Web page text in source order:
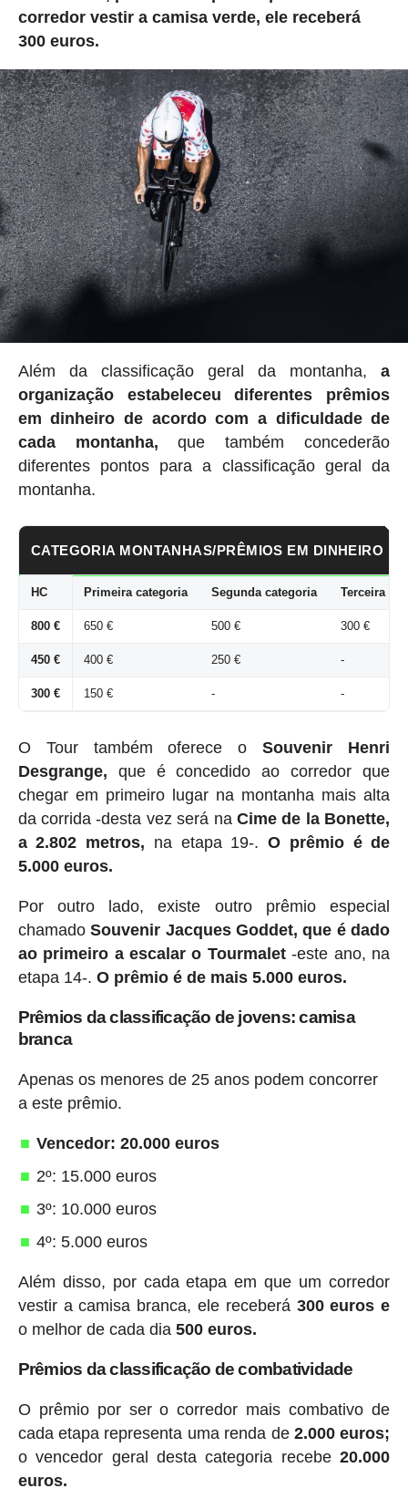
corredor vestir a camisa verde, ele receberá
300 euros.
Além da classificação geral da montanha,a
organização estabeleceu
diferentes prêmios
em dinheiro de acordo com a dificuldade de
cada montanha, que também concederão
diferentes pontos para a classificação geral da
montanha.
CATEGORIA MONTANHAS/PRÊMIOS EM DINHEIRO
HC Primeira categoria Segunda categoria Terceira
800 € 650 € 500 € 300 €
450 € 400 € 250 € -
300 € 150 € - -
O Tour também oferece oSouvenir Henri
Desgrange, que é concedido ao corredor que
chegar em primeiro lugar na montanha mais alta
da corrida -desta vez será naCime de la Bonette,
a 2.802 metros, na etapa 19-.O prêmio é de
5.000 euros.
Por outro lado, existe outro prêmio especial
chamadoSouvenir Jacques Goddet, que é dado
ao primeiro a escalar o Tourmalet-este ano, na
etapa 14-. O prêmio é de mais 5.000 euros.
Prêmios da classificação de jovens: camisa
branca
Apenas os menores de 25 anos podem concorrer
a este prêmio.
Vencedor: 20.000 euros
2º: 15.000 euros
3º: 10.000 euros
4º: 5.000 euros
Além disso, por cada etapa em que um corredor
vestir a camisa branca, ele receberá 300 euros e
o melhor de cada dia 500 euros.
Prêmios da classificação de combatividade
O prêmio por ser o corredor mais combativo de
cada etapa representa uma renda de 2.000 euros;
o vencedor geral desta categoria recebe20.000
euros.